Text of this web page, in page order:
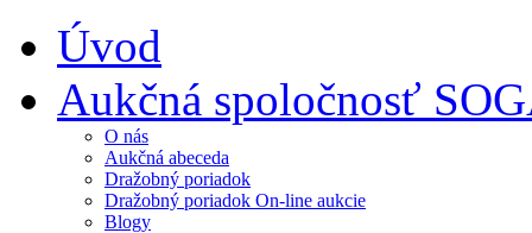
Úvod
Aukčná spoločnosť
O nás
Aukčná abeceda
Dražobný poriadok
Dražobný poriadok On-line aukcie
Blogy